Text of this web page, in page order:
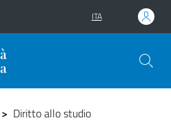
ITA
> Diritto allo studio